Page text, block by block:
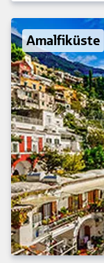
Amalfiküste